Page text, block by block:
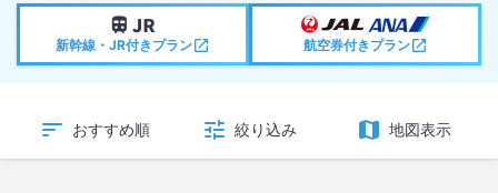
新幹線・JR付きプラン 航空券付きプラン
おすすめ順 絞り込み 地図表示